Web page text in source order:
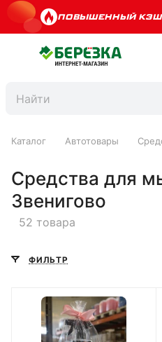
ПОВЫШЕННЫЙ
Каталог Автотовары
Средства для
Звенигово
52 товара
ФИЛЬТР